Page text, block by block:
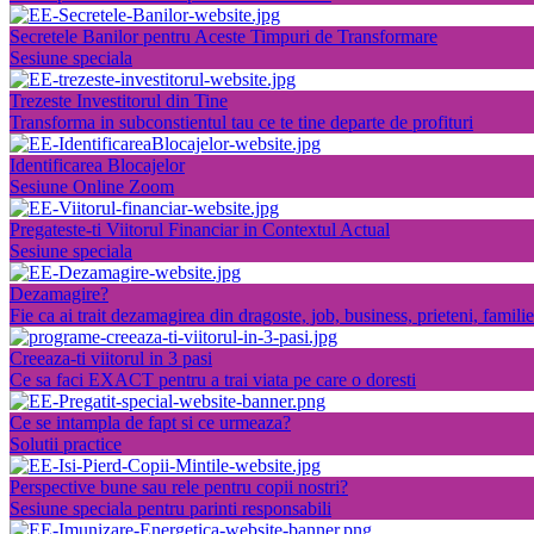
Secretele Banilor pentru Aceste Timpuri de Transformare
Sesiune speciala
Trezeste Investitorul din Tine
Transforma in subconstientul tau ce te tine departe de profituri
Identificarea Blocajelor
Sesiune Online Zoom
Pregateste-ti Viitorul Financiar in Contextul Actual
Sesiune speciala
Dezamagire?
Fie ca ai trait dezamagirea din dragoste, job, business, prieteni,
Creeaza-ti viitorul in 3 pasi
Ce sa faci EXACT pentru a trai viata pe care o doresti
Ce se intampla de fapt si ce urmeaza?
Solutii practice
Perspective bune sau rele pentru copii nostri?
Sesiune speciala pentru parinti responsabili